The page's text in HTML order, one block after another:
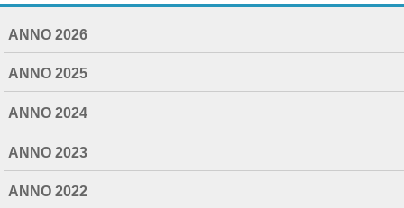
EXTENDED
ANNO 2026
ANNO 2025
ANNO 2024
ANNO 2023
ANNO 2022